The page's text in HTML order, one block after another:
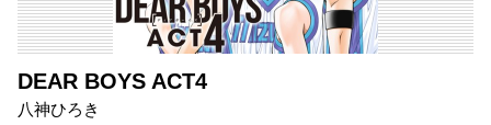
DEAR BOYS ACT4
八神ひろき